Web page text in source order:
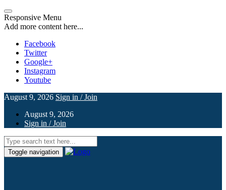
Responsive Menu
Add more content here...
Facebook
Twitter
Google+
Instagram
Youtube
August 9, 2026 Sign in / Join
August 9, 2026
Sign in / Join
Toggle navigation